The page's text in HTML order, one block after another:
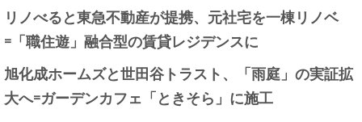
リノべると東急不動産が提携、元社宅を一棟リノベ
=「職住遊」融合型の賃貸レジデンスに
旭化成ホームズと世田谷トラスト、「雨庭」の実証拡
大へ=ガーデンカフェ「ときそら」に施工